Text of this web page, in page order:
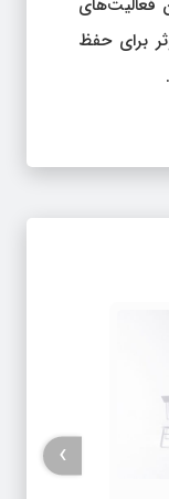
برای حفظ
›